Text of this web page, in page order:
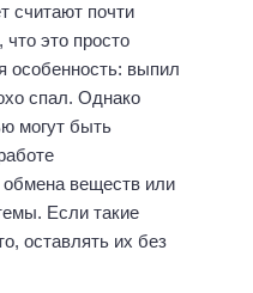
считают почти
это просто
особенность: выпил
спал. Однако
могут быть
веществ или
Если такие
оставлять их без